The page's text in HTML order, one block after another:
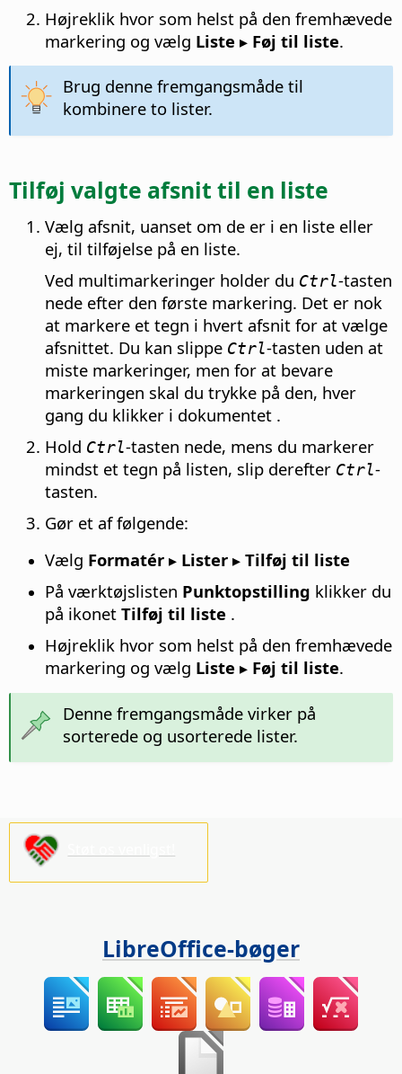
Højreklik hvor som helst på den fremhævede
markering og vælg Liste ▸ Føj til liste.
Brug denne fremgangsmåde til
kombinere to lister.
Tilføj valgte afsnit til en liste
Vælg afsnit, uanset om de er i en liste eller
ej, til tilføjelse på en liste.
Ved multimarkeringer holder du Ctrl-tasten
nede efter den første markering. Det er nok
at markere et tegn i hvert afsnit for at vælge
afsnittet. Du kan slippe Ctrl-tasten uden at
miste markeringer, men for at bevare
markeringen skal du trykke på den, hver
gang du klikker i dokumentet .
Hold Ctrl-tasten nede, mens du markerer
mindst et tegn på listen, slip derefter Ctrl-
tasten.
Gør et af følgende:
Vælg Formatér ▸ Lister ▸ Tilføj til liste
På værktøjslisten Punktopstilling klikker du
på ikonet Tilføj til liste .
Højreklik hvor som helst på den fremhævede
markering og vælg Liste ▸ Føj til liste.
Denne fremgangsmåde virker på
sorterede og usorterede lister.
LibreOffice-bøger